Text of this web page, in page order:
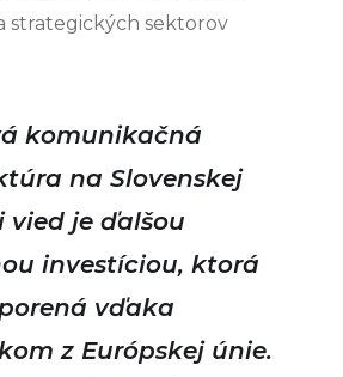
strategických sektorov
komunikačná
na Slovenskej
vied je ďalšou
investíciou, ktorá
vďaka
z Európskej únie.